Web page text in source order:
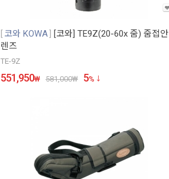
코와 KOWA
[코와] TE9Z(20-60x 줌) 줌접안
렌즈
TE-9Z
551,950₩ 581,000₩ 5%